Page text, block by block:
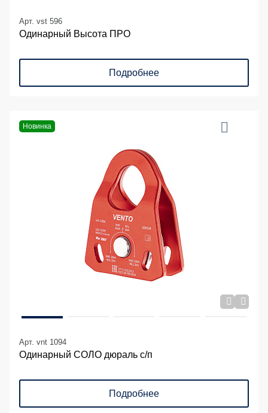
Арт. vst 596
Одинарный Высота ПРО
Подробнее
Новинка
Арт. vnt 1094
Одинарный СОЛО дюраль с/п
Подробнее